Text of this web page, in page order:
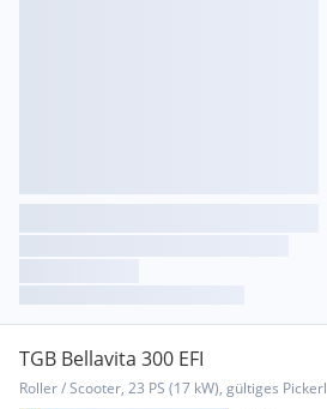
TGB Bellavita 300 EFI
Roller / Scooter, 23 PS (17 kW), gültiges Pickerl